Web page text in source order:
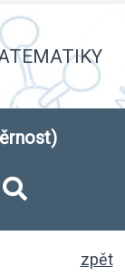
zpět